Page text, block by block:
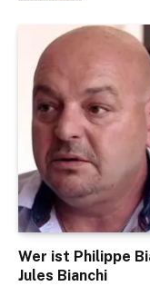
Wer ist Philippe
Jules Bianchi